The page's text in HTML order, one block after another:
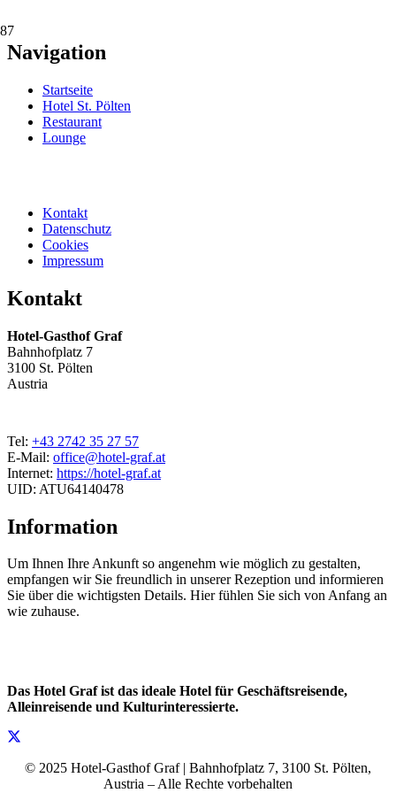
Navigation
Startseite
Hotel St. Pölten
Restaurant
Lounge
Kontakt
Datenschutz
Cookies
Impressum
Kontakt
Hotel-Gasthof Graf
Bahnhofplatz 7
3100 St. Pölten
Austria
Tel: +43 2742 35 27 57
E-Mail: office@hotel-graf.at
Internet: https://hotel-graf.at
UID: ATU64140478
Information
Um Ihnen Ihre Ankunft so angenehm wie möglich zu gestalten,
empfangen wir Sie freundlich in unserer Rezeption und informieren
Sie über die wichtigsten Details. Hier fühlen Sie sich von Anfang an
wie zuhause.
Das Hotel Graf ist das ideale Hotel für Geschäftsreisende,
Alleinreisende und Kulturinteressierte.
© 2025 Hotel-Gasthof Graf | Bahnhofplatz 7, 3100 St. Pölten,
Austria – Alle Rechte vorbehalten